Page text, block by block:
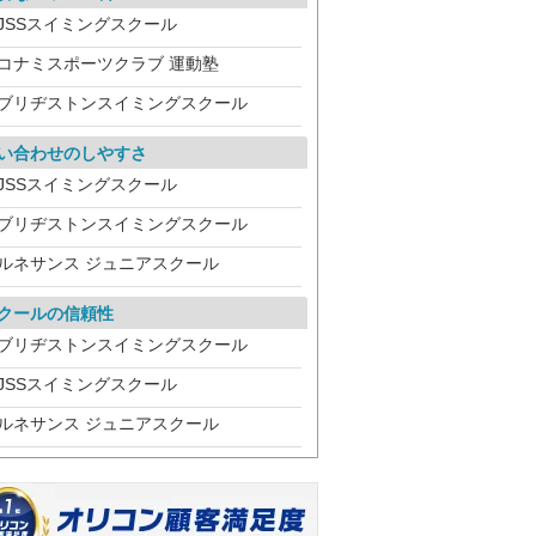
スイミングスクール
ナミスポーツクラブ 運動塾
リヂストンスイミングスクール
合わせのしやすさ
スイミングスクール
リヂストンスイミングスクール
ネサンス ジュニアスクール
ールの信頼性
リヂストンスイミングスクール
スイミングスクール
ネサンス ジュニアスクール